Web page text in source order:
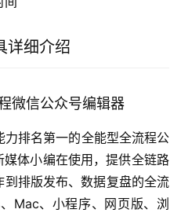
详细介绍
微信公众号编辑器
排名第一的全能型全流程公
体小编在使用，提供全链路
排版发布、数据复盘的全流
Mac、小程序、网页版、浏